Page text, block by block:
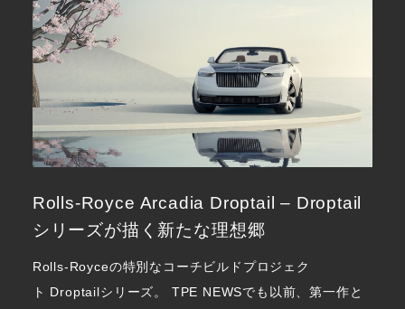
Rolls-Royce Arcadia Droptail – Droptail
シリーズが描く新たな理想郷
Rolls-Royceの特別なコーチビルドプロジェク
ト Droptailシリーズ。 TPE NEWSでも以前、第一作と